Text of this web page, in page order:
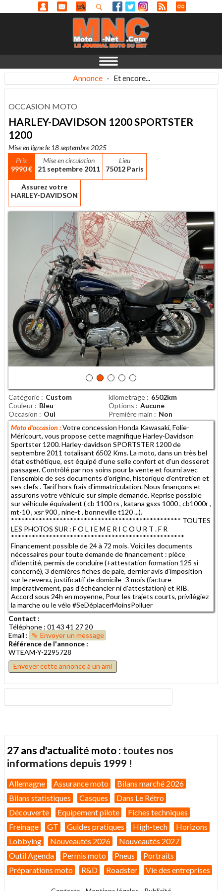
Annonce - Et encore...
OCCASION MOTO
HARLEY-DAVIDSON 1200 SPORTSTER
1200
Mise en ligne le 18 septembre 2025
Prix
9990 €
Mise en circulation
21 septembre 2011
Lieu
75012 Paris
Assurez votre
HARLEY-DAVIDSON
Catégorie Custom kilometrage
6502km
Couleur
Bleu Options
Aucune
Occasion
Oui Première main
Non
Moto d'occasion :Votre concession Honda Kawasaki, Folie-
Méricourt, vous propose cette magnifique Harley-Davidson
Sportster 1200. Harley-davidson SPORTSTER 1200 de
septembre 2011 totalisant 6502 Kms. La moto, dans un très bel
état esthétique, est équipé d'une selle confort et d'un dosseret
passager. Contrôlé par nos soins pour la vente et fourni avec
l'ensemble de ses documents d'origine, historique d'entretien et
ses clefs . Tarif hors frais d'immatriculation. Nous finançons et
assurons votre véhicule sur simple demande. Reprise possible
sur véhicule équivalent ( cb 1100 rs , katana gsxs 1000 , cb1000r ,
mt-10 , xsr 900 , nine-t , bonneville t120 ...).
************************************************* TOUTES
LES PHOTOS SUR : F O L I E M E R I C O U R T . F R
**************************************************
Financement possible de 24 à 72 mois. Voici les documents
nécessaires pour toute demande de financement : pièce
d'identité, permis de conduire (+attestation formation 125 si
concerné), 3 dernières fiches de paie, dernier avis d'imposition
sur le revenu, justificatif de domicile -3 mois (facture
impérativement, pas d'échéancier ni d'attestation) et RIB.
Accord sous 24h en moyenne, Pour les trajets courts, privilégiez
la marche ou le vélo #SeDéplacerMoinsPolluer
Contact :
Téléphone : 01 43 41 27 20
Email :
Envoyer un message
Référence de l'annonce :
WTEAM-Y-2295728
Envoyer cette annonce à un ami
27 ans d'actualité moto : toutes nos
informations depuis 1999 !
Allemagne Assurance moto
Bilans marché 2026
Bilans statistiques
Casques
Dans Le Rétro
Découverte
Equipement pilote
Fiches techniques
Freinage
GT Guides pratiques High-tech
Horizons
Lobbying
Nouveautés 2026
Nouveautés 2027
Outil Agenda
Permis moto Pneus
Portraits
Préparations moto
R&D Roadster Vie des entreprises